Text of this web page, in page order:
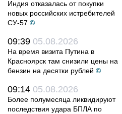
Индия отказалась от покупки
новых российских истребителей
СУ-57 ©
09:39 05.08.2026
На время визита Путина в
Красноярск там снизили цены на
бензин на десятки рублей ©
09:14 05.08.2026
Более полумесяца ликвидируют
последствия удара БПЛА по